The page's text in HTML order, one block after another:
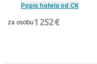
Popis hotela od CK
za osobu 1 252 €